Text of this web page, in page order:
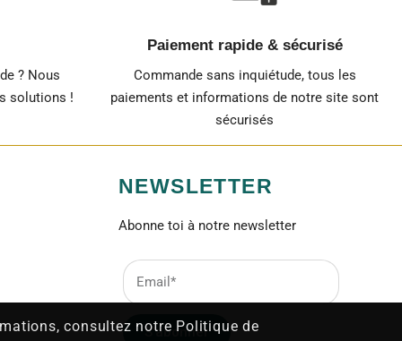
? Nous
solutions !
Paiement rapide & sécurisé
Commande sans inquiétude, tous les
paiements et informations de notre site sont
sécurisés
NEWSLETTER
Abonne toi à notre newsletter
S'abonner
consultez notre Politique de